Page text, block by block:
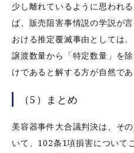
少し離れているように思われ
ば、販売阻害事情説の学説が
おける推定覆滅事由としては
譲渡数量から「特定数量」を
けであると解する方が自然であ
（5）まとめ
美容器事件大合議判決は、
いて、102条1項損害について